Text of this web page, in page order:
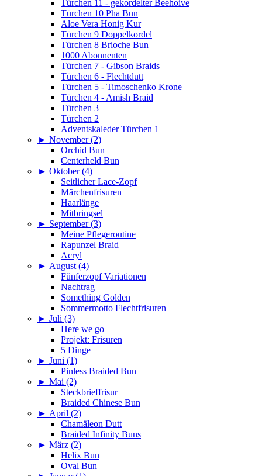
Türchen 11 - gekordelter Beehoive
Türchen 10 Pha Bun
Aloe Vera Honig Kur
Türchen 9 Doppelkordel
Türchen 8 Brioche Bun
1000 Abonnenten
Türchen 7 - Gibson Braids
Türchen 6 - Flechtdutt
Türchen 5 - Timoschenko Krone
Türchen 4 - Amish Braid
Türchen 3
Türchen 2
Adventskaleder Türchen 1
► November (2)
Orchid Bun
Centerheld Bun
► Oktober (4)
Seitlicher Lace-Zopf
Märchenfrisuren
Haarlänge
Mitbringsel
► September (3)
Meine Pflegeroutine
Rapunzel Braid
Acryl
► August (4)
Fünferzopf Variationen
Nachtrag
Something Golden
Sommermotto Flechtfrisuren
► Juli (3)
Here we go
Projekt: Frisuren
5 Dinge
► Juni (1)
Pinless Braided Bun
► Mai (2)
Steckbrieffrisur
Braided Chinese Bun
► April (2)
Chamäleon Dutt
Braided Infinity Buns
► März (2)
Helix Bun
Oval Bun